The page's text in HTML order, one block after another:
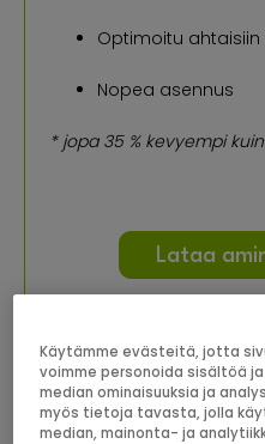
Optimoitu
Nopea asennus
* jopa 35 % kevyempi
Lataa
Käytämme evästeitä, jotta
voimme personoida sisältöä
median ominaisuuksia ja
myös tietoja tavasta, jolla
median, mainonta- ja